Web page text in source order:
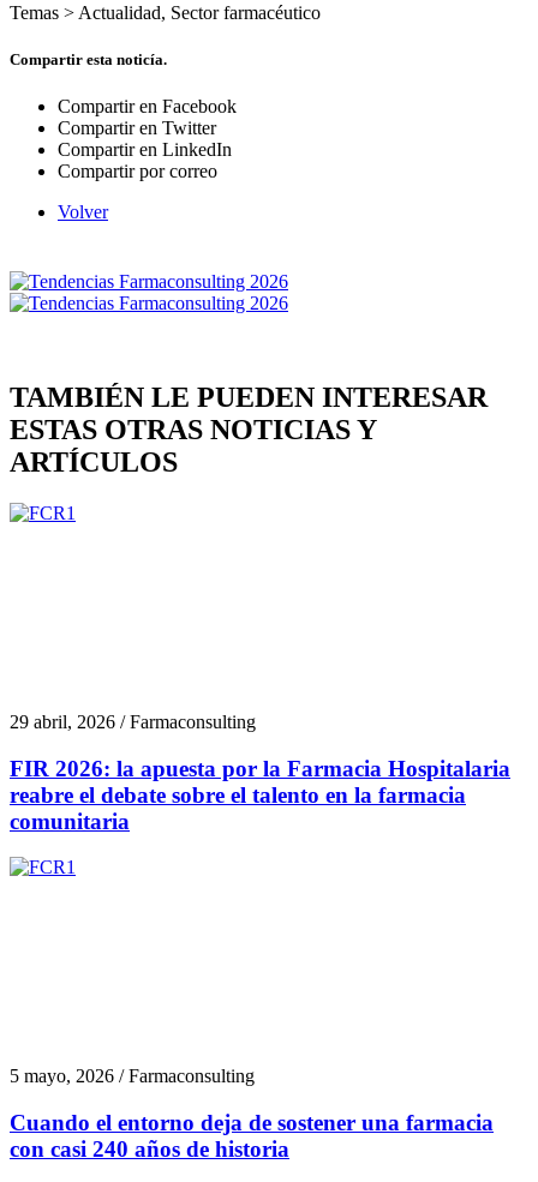
Temas > Actualidad, Sector farmacéutico
Compartir esta noticía.
Compartir en Facebook
Compartir en Twitter
Compartir en LinkedIn
Compartir por correo
Volver
TAMBIÉN LE PUEDEN INTERESAR
ESTAS OTRAS NOTICIAS Y
ARTÍCULOS
29 abril, 2026 / Farmaconsulting
FIR 2026: la apuesta por la Farmacia Hospitalaria
reabre el debate sobre el talento en la farmacia
comunitaria
5 mayo, 2026 / Farmaconsulting
Cuando el entorno deja de sostener una farmacia
con casi 240 años de historia